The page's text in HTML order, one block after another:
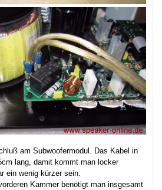
am Subwoofermodul. Das Kabel in
lang, damit kommt man locker
ein wenig kürzer sein.
Kammer benötigt man insgesamt